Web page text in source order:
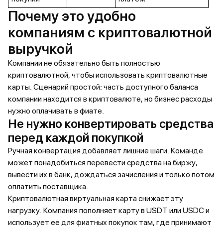
Почему это удобно
компаниям с криптовалютной
выручкой
Компании не обязательно быть полностью
криптовалютной, чтобы использовать криптовалютные
карты. Сценарий простой: часть доступного баланса
компании находится в криптовалюте, но бизнес расходы
нужно оплачивать в фиате.
Не нужно конвертировать средства
перед каждой покупкой
Ручная конвертация добавляет лишние шаги. Команде
может понадобиться перевести средства на биржу,
вывести их в банк, дождаться зачисления и только потом
оплатить поставщика.
Криптовалютная виртуальная карта снижает эту
нагрузку. Компания пополняет карту в USDT или USDC и
использует ее для фиатных покупок там, где принимают